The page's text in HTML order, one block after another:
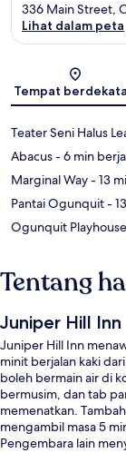
336 Main Street,
Lihat dalam peta
Tempat
Teater Seni Halus
Abacus- 6 min
Marginal Way- 13
Pantai Ogunquit-
Ogunquit Playhouse
Tentang
Juniper Hill Inn
Juniper Hill Inn
minit berjalan kaki
boleh bermain air di
bermusim, dan tab
memenatkan.
mengambil masa 5
Pengembara lain